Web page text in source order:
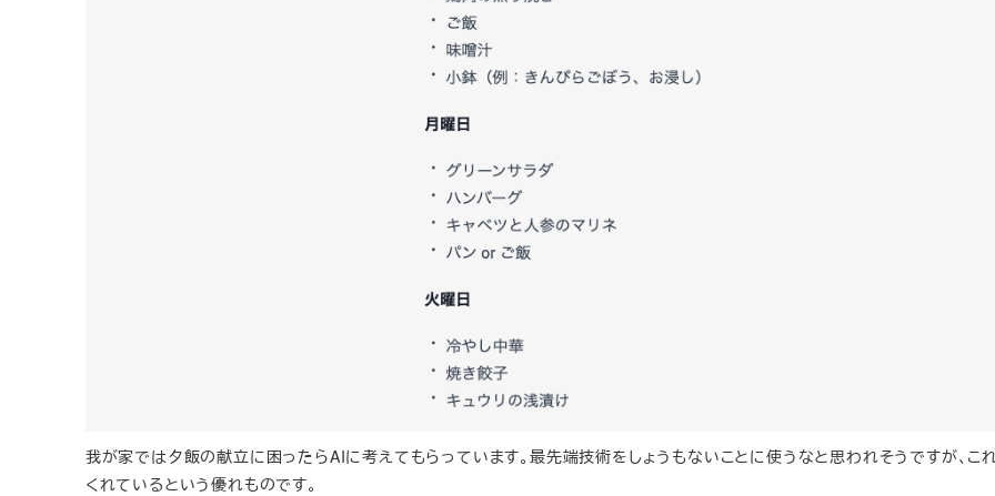
我が家では夕飯の献立に困ったらAIに考えてもらっています。最先端技術をしょうもないことに使うなと思われそうですが、こ
くれているという優れものです。